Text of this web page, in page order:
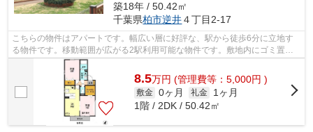
築18年 / 50.42㎡
千葉県柏市逆井４丁目2-17
こちらの物件はアパートです。幅広い層に好評な、駅から徒歩6分に立地す
る物件です。移動範囲が広がる2駅利用可能な物件です。敷地内にゴミ置き
場を備えているので敷地外に出る必要が...
8.5万円 (管理費等：5,000円 )
敷金 0ヶ月 礼金
1ヶ月
1階 / 2DK / 50.42㎡